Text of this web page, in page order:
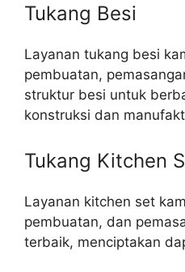
Tukang Besi
Layanan tukang besi
pembuatan,
struktur besi untuk
konstruksi dan
Tukang Kitchen
Layanan kitchen set
pembuatan, dan
terbaik, menciptakan